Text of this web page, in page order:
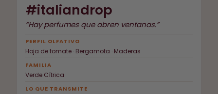
#italiandrop
“Hay perfumes que abren ventanas.”
PERFIL OLFATIVO
Hoja de tomate · Bergamota · Maderas
FAMILIA
Verde Cítrica
LO QUE TRANSMITE